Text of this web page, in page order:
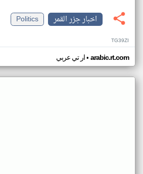
اخبار جزر القمر
Politics
TG39ZI
ار تي عربي• arabic.rt.com